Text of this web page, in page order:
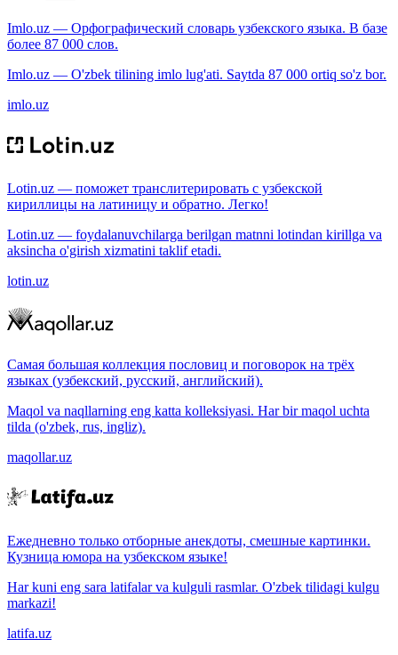
Imlo.uz — Орфографический словарь узбекского языка. В базе
более 87 000 слов.
Imlo.uz — O'zbek tilining imlo lug'ati. Saytda 87 000 ortiq so'z bor.
imlo.uz
Lotin.uz — поможет транслитерировать с узбекской
кириллицы на латиницу и обратно. Легко!
Lotin.uz — foydalanuvchilarga berilgan matnni lotindan kirillga va
aksincha o'girish xizmatini taklif etadi.
lotin.uz
Самая большая коллекция пословиц и поговорок на трёх
языках (узбекский, русский, английский).
Maqol va naqllarning eng katta kolleksiyasi. Har bir maqol uchta
tilda (o'zbek, rus, ingliz).
maqollar.uz
Ежедневно только отборные анекдоты, смешные картинки.
Кузница юмора на узбекском языке!
Har kuni eng sara latifalar va kulguli rasmlar. O'zbek tilidagi kulgu
markazi!
latifa.uz